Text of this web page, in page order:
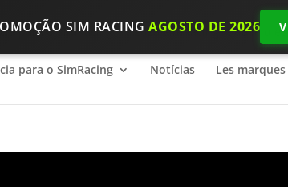
SIM RACINGAGOSTO DE 2026
para o SimRacing 2026 SimRacing: Qual é o
para o SimRacing Notícias Les marques